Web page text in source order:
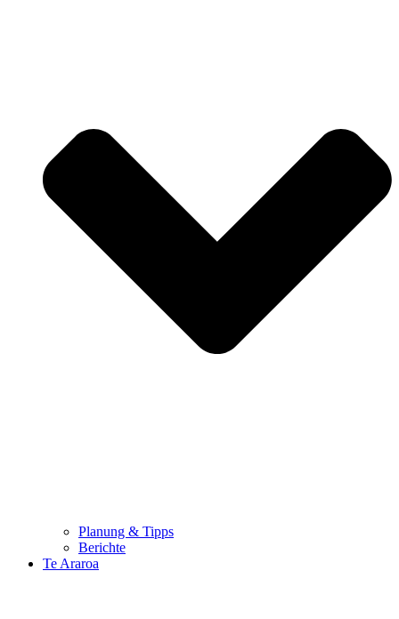
Planung & Tipps
Berichte
Te Araroa